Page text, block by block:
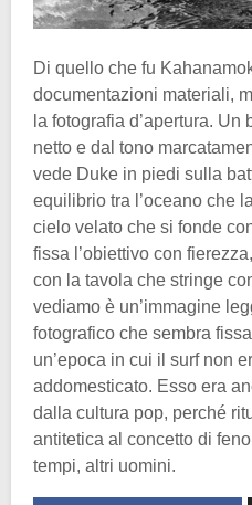
Di quello che fu
documentazioni materiali,
la fotografia d’apertura.
netto e dal tono
vede Duke in piedi sulla
equilibrio tra l’oceano che
cielo velato che si fonde
fissa l’obiettivo con
con la tavola che stringe
vediamo è un’immagine
fotografico che sembra
un’epoca in cui il surf non
addomesticato. Esso era
dalla cultura pop, perché
antitetica al concetto di
tempi, altri uomini.